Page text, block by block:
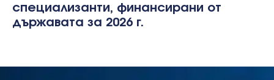
специализанти, финансирани от
държавата за 2026 г.